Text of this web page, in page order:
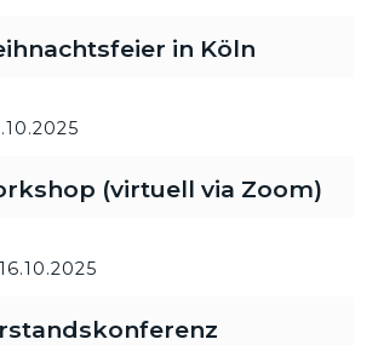
in Köln
(virtuell via Zoom)
16.10.2025